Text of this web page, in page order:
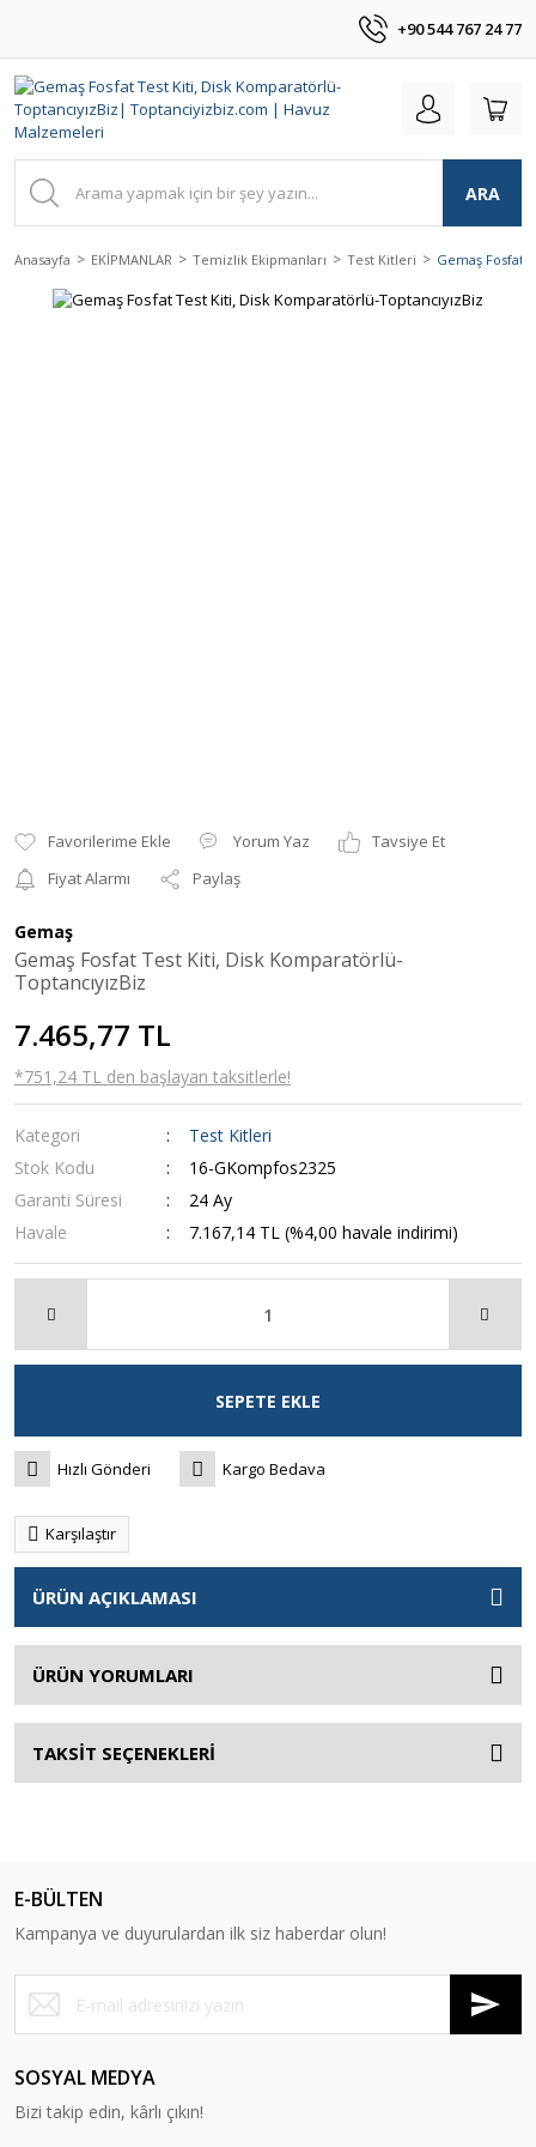
+90 544 767 24 77
ARA
Anasayfa EKİPMANLAR Temizlik Ekipmanları Test Kitleri Gemaş Fosfat
Yorum Yaz
Tavsiye Et
Fiyat Alarmı
Paylaş
Gemaş
Gemaş Fosfat Test Kiti, Disk Komparatörlü-
ToptancıyızBiz
7.465,77 TL
*751,24 TL den başlayan taksitlerle!
Kategori
Test Kitleri
Stok Kodu
16-GKompfos2325
Garanti Süresi
24 Ay
Havale
7.167,14 TL (%4,00 havale indirimi)
SEPETE EKLE
Hızlı Gönderi Kargo Bedava
Karşılaştır
ÜRÜN AÇIKLAMASI
ÜRÜN YORUMLARI
TAKSİT SEÇENEKLERİ
E-BÜLTEN
Kampanya ve duyurulardan ilk siz haberdar olun!
SOSYAL MEDYA
Bizi takip edin, kârlı çıkın!